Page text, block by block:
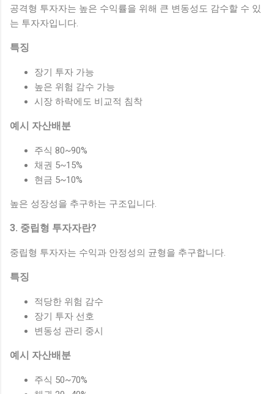
공격형 투자자는 높은 수익률을 위해 큰 변동성도 감수할 수 있
는 투자자입니다.
특징
장기 투자 가능
높은 위험 감수 가능
시장 하락에도 비교적 침착
예시 자산배분
주식 80~90%
채권 5~15%
현금 5~10%
높은 성장성을 추구하는 구조입니다.
3. 중립형 투자자란?
중립형 투자자는 수익과 안정성의 균형을 추구합니다.
특징
적당한 위험 감수
장기 투자 선호
변동성 관리 중시
예시 자산배분
주식 50~70%